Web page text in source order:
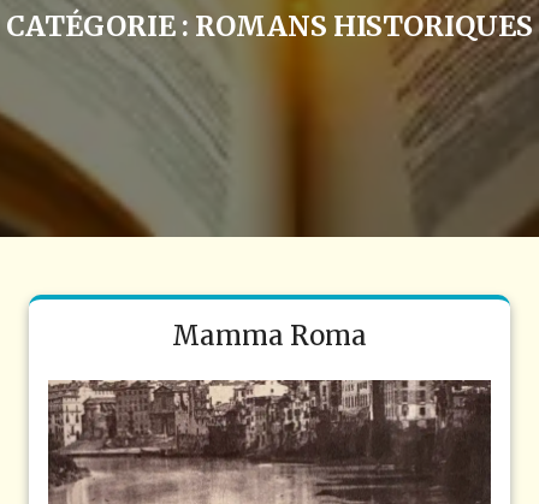
CATÉGORIE : ROMANS HISTORIQUES
Mamma Roma